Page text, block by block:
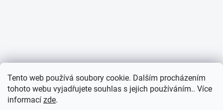
Tento web používá soubory cookie. Dalším procházením
tohoto webu vyjadřujete souhlas s jejich používáním.. Více
informací zde.